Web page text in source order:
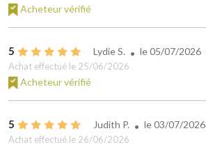
Acheteur vérifié
5 Lydie S. le05/07/2026
Achat effectué le 25/06/2026
Acheteur vérifié
5 Judith P. le03/07/2026
Achat effectué le 26/06/2026